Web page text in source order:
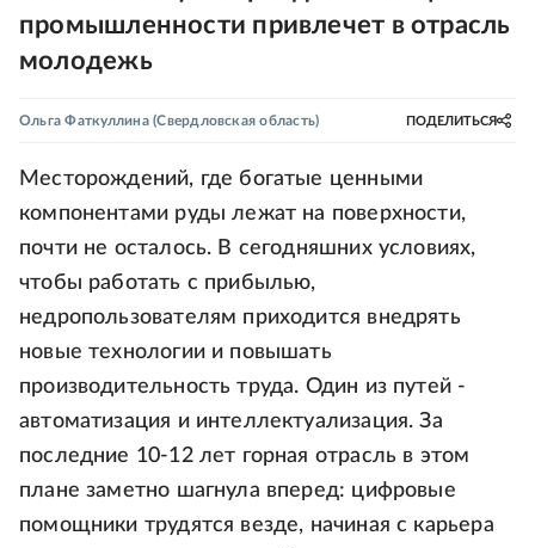
промышленности привлечет в отрасль
молодежь
Ольга Фаткуллина(Свердловская область) ПОДЕЛИТЬСЯ
Месторождений, где богатые ценными
компонентами руды лежат на поверхности,
почти не осталось. В сегодняшних условиях,
чтобы работать с прибылью,
недропользователям приходится внедрять
новые технологии и повышать
производительность труда. Один из путей -
автоматизация и интеллектуализация. За
последние 10-12 лет горная отрасль в этом
плане заметно шагнула вперед: цифровые
помощники трудятся везде, начиная с карьера